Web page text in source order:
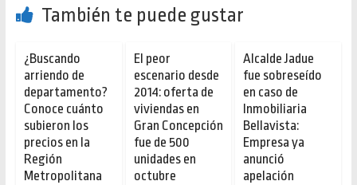
También te puede gustar
¿Buscando
arriendo de
departamento?
Conoce cuánto
subieron los
precios en la
Región
Metropolitana
El peor
escenario desde
2014: oferta de
viviendas en
Gran Concepción
fue de 500
unidades en
octubre
Alcalde Jadue
fue sobreseído
en caso de
Inmobiliaria
Bellavista:
Empresa ya
anunció
apelación